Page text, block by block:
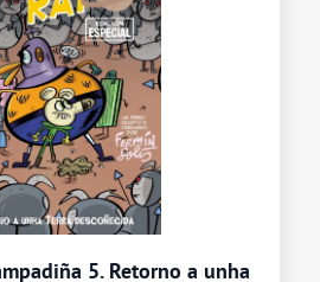
5. Retorno a unha